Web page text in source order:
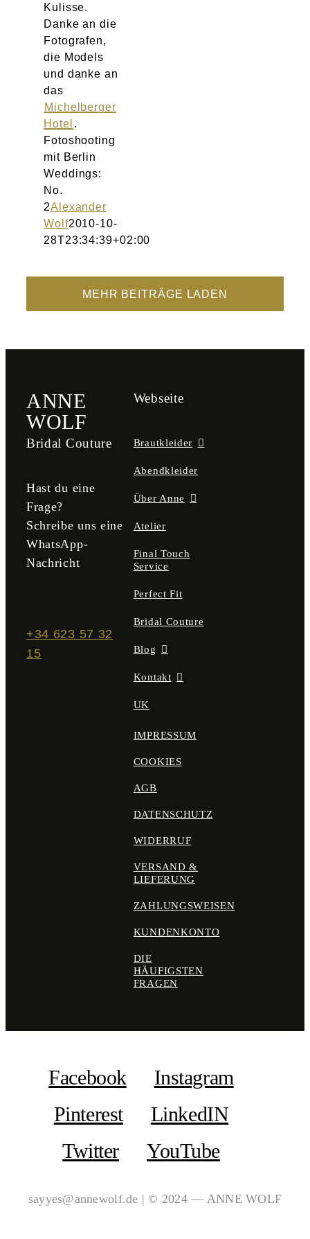
Kulisse.
Danke an die
Fotografen,
die Models
und danke an
das
Michelberger
Hotel .
Fotoshooting
mit Berlin
Weddings:
No.
2Alexander
Wolf2010-10-
28T23:34:39+02:00
MEHR BEITRÄGE LADEN
ANNE
WOLF
Bridal Couture
Hast du eine
Frage?
Schreibe uns eine
WhatsApp-
Nachricht
+34 623 57 32
15
Webseite
Brautkleider
Abendkleider
Über Anne
Atelier
Final Touch
Service
Perfect Fit
Bridal Couture
Blog
Kontakt
UK
IMPRESSUM
COOKIES
AGB
DATENSCHUTZ
WIDERRUF
VERSAND &
LIEFERUNG
ZAHLUNGSWEISEN
KUNDENKONTO
DIE
HÄUFIGSTEN
FRAGEN
Facebook
Instagram
Pinterest
LinkedIN
Twitter
YouTube
sayyes@annewolf.de | © 2024 — ANNE WOLF